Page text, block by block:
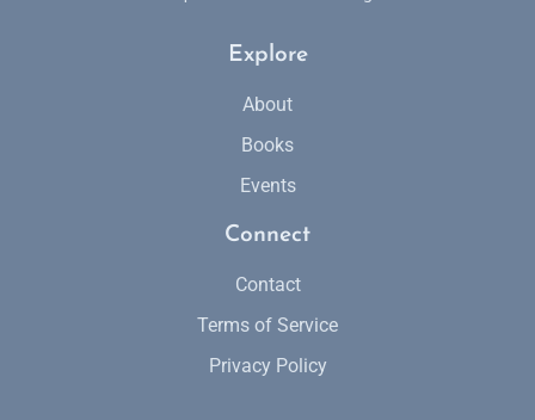
Explore
About
Books
Events
Connect
Contact
Terms of Service
Privacy Policy